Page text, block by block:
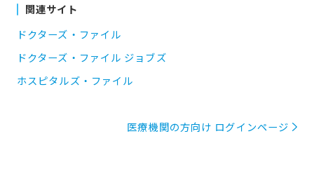
関連サイト
ドクターズ・ファイル
ドクターズ・ファイル ジョブズ
ホスピタルズ・ファイル
医療機関の方向け ログインページ